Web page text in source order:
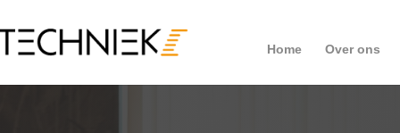
Home Over ons